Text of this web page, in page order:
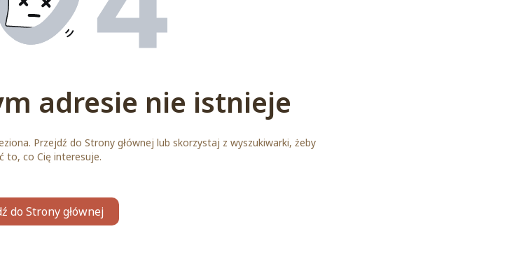
adresie nie istnieje
Przejdź do Strony głównej lub skorzystaj z wyszukiwarki, żeby
to, co Cię interesuje.
do Strony głównej